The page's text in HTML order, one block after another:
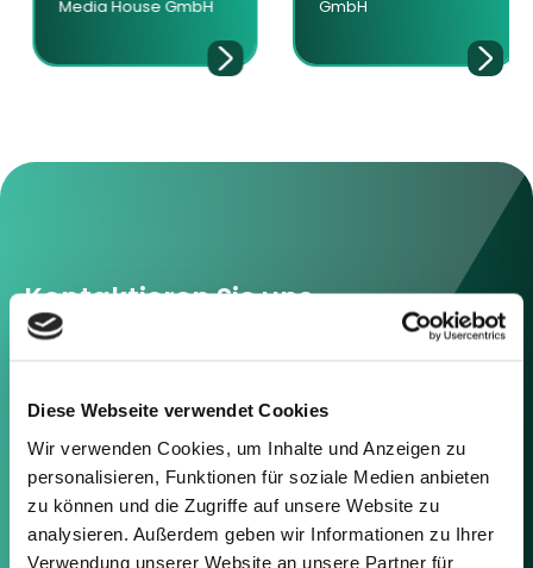
Diese Webseite verwendet Cookies
Wir verwenden Cookies, um Inhalte und Anzeigen zu
personalisieren, Funktionen für soziale Medien anbieten
zu können und die Zugriffe auf unsere Website zu
analysieren. Außerdem geben wir Informationen zu Ihrer
Verwendung unserer Website an unsere Partner für
Media House GmbH
GmbH
Kontaktieren Sie uns
oder das Formular auf der rechten
Seite verwenden.
Berlin
Frankfurt